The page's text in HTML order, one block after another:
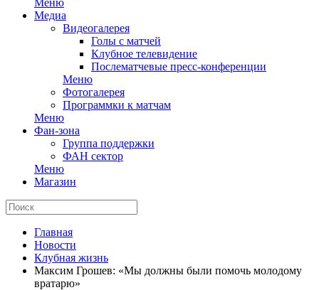
Меню
Медиа
Видеогалерея
Голы с матчей
Клубное телевидение
Послематчевые пресс-конференции
Меню
Фотогалерея
Программки к матчам
Меню
Фан-зона
Группа поддержки
ФАН сектор
Меню
Магазин
Главная
Новости
Клубная жизнь
Максим Грошев: «Мы должны были помочь молодому
вратарю»